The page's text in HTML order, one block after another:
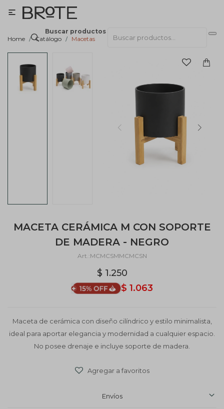
Buscar productos

Home Catálogo Macetas
MACETA CERÁMICA M CON SOPORTE
DE MADERA - NEGRO
MCMCSMMCMCSN
$ 1.250
$ 1.063
Maceta de cerámica con diseño cilíndrico y estilo minimalista,
ideal para aportar elegancia y modernidad a cualquier espacio.
No posee drenaje e incluye soporte de madera.
Envíos